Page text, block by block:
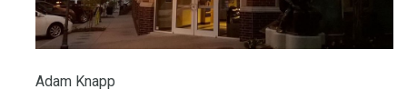
Adam Knapp